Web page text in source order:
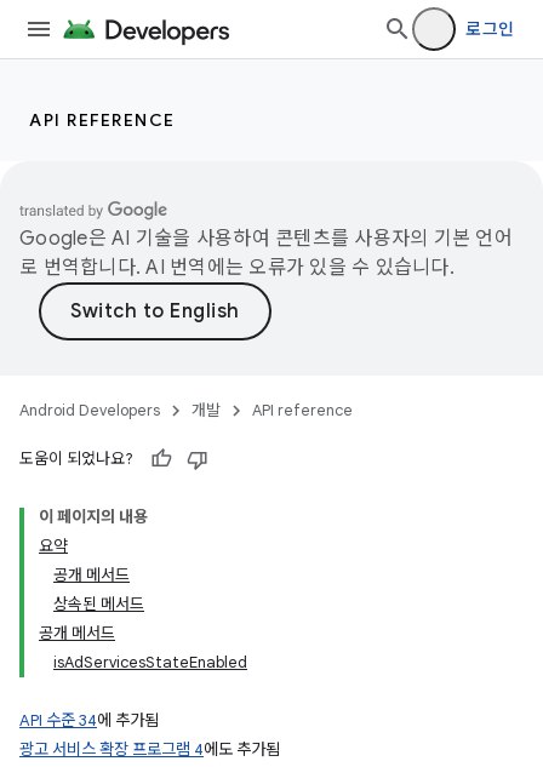
로그인
API REFERENCE
Google은 AI 기술을 사용하여 콘텐츠를 사용자의 기본 언어
로 번역합니다. AI 번역에는 오류가 있을 수 있습니다.
Android Developers 개발 API reference
도움이 되었나요?
이 페이지의 내용
요약
공개 메서드
상속된 메서드
공개 메서드
isAdServicesStateEnabled
API 수준 34에 추가됨
광고 서비스 확장 프로그램 4에도 추가됨